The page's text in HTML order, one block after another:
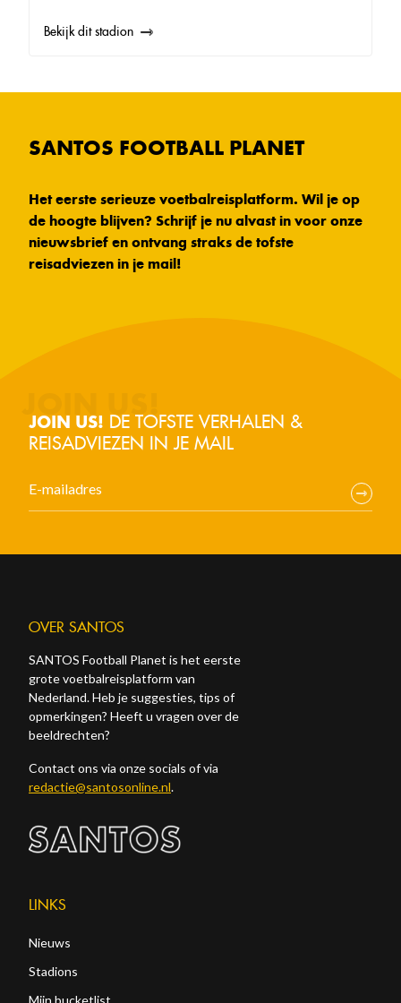
Bekijk dit stadion
SANTOS FOOTBALL PLANET
Het eerste serieuze voetbalreisplatform. Wil je op
de hoogte blijven? Schrijf je nu alvast in voor onze
nieuwsbrief en ontvang straks de tofste
reisadviezen in je mail!
JOIN US! DE TOFSTE VERHALEN &
REISADVIEZEN IN JE MAIL
OVER SANTOS
SANTOS Football Planet is het eerste
grote voetbalreisplatform van
Nederland. Heb je suggesties, tips of
opmerkingen? Heeft u vragen over de
beeldrechten?
Contact ons via onze socials of via
redactie@santosonline.nl.
LINKS
Nieuws
Stadions